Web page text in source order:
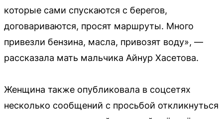
которые сами спускаются с берегов,
договариваются, просят маршруты. Много
привезли бензина, масла, привозят воду», —
рассказала мать мальчика Айнур Хасетова.
Женщина также опубликовала в соцсетях
несколько сообщений с просьбой откликнуться